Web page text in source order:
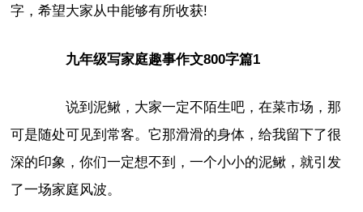
字，希望大家从中能够有所收获!
九年级写家庭趣事作文800字篇1
说到泥鳅，大家一定不陌生吧，在菜市场，那
可是随处可见到常客。它那滑滑的身体，给我留下了很
深的印象，你们一定想不到，一个小小的泥鳅，就引发
了一场家庭风波。